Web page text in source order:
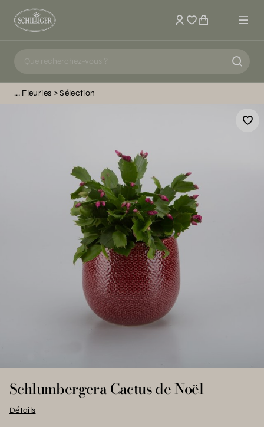
Mon compte
Fleuries Sélection
Schlumbergera Cactus de Noël
Détails